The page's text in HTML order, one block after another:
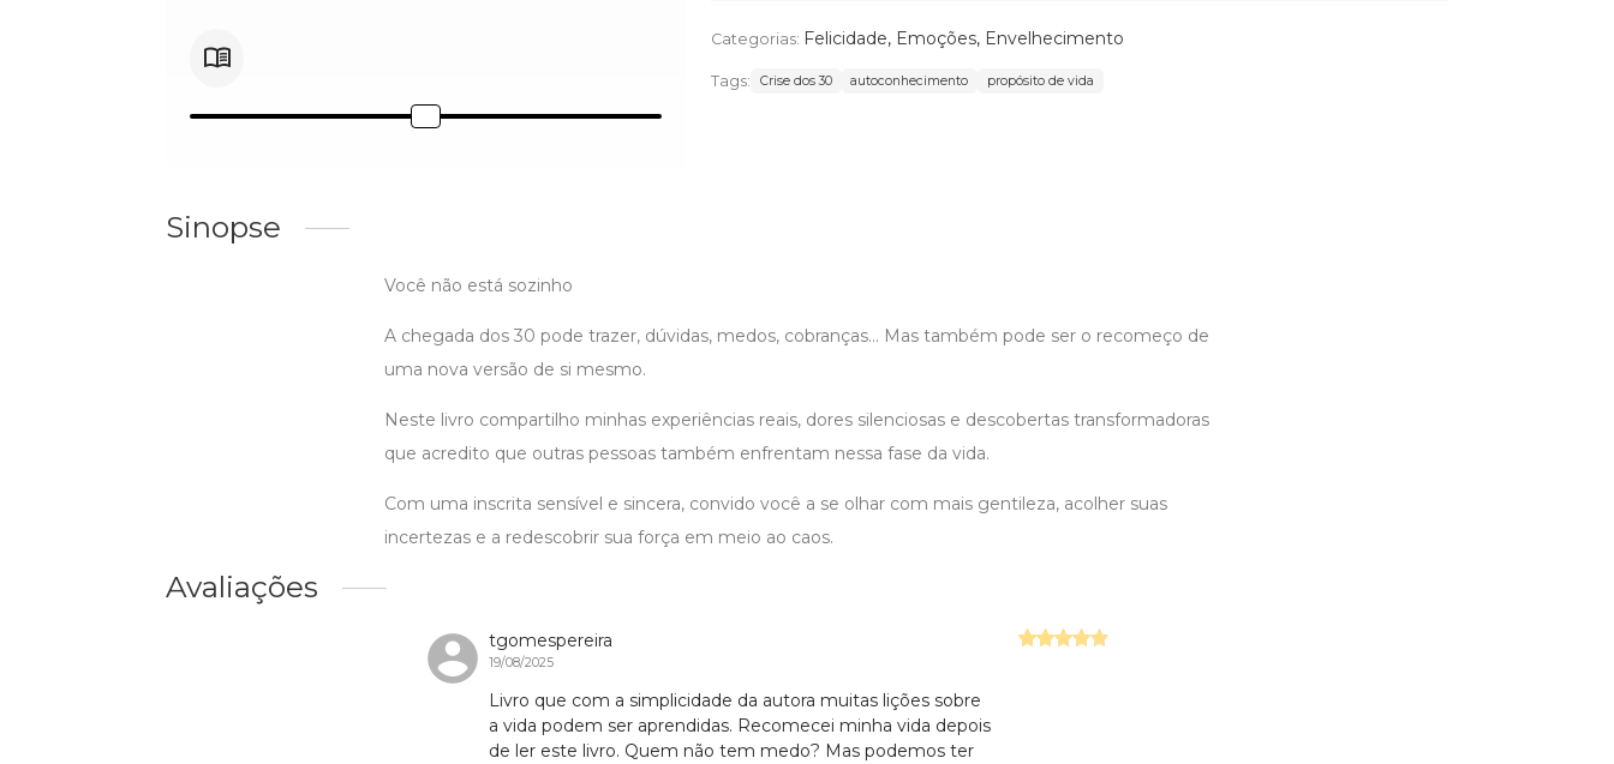
Categorias: Felicidade, Emoções, Envelhecimento
Tags: Crise dos 30 autoconhecimento propósito de vida
Sinopse
Você não está sozinho
A chegada dos 30 pode trazer, dúvidas, medos, cobranças... Mas também pode ser o recomeço de
uma nova versão de si mesmo.
Neste livro compartilho minhas experiências reais, dores silenciosas e descobertas transformadoras
que acredito que outras pessoas também enfrentam nessa fase da vida.
Com uma inscrita sensível e sincera, convido você a se olhar com mais gentileza, acolher suas
incertezas e a redescobrir sua força em meio ao caos.
Avaliações
tgomespereira
19/08/2025
Livro que com a simplicidade da autora muitas lições sobre
a vida podem ser aprendidas. Recomecei minha vida depois
de ler este livro. Quem não tem medo? Mas podemos ter